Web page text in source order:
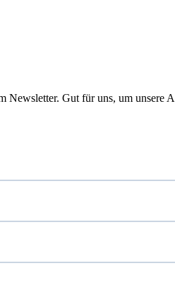
Newsletter. Gut für uns, um unsere